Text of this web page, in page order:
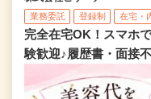
業務委託 登録制 在宅・
完全在宅OK！スマホ
験歓迎♪履歴書・面接